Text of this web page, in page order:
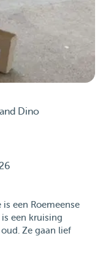
Dino
een Roemeense
een kruising
Ze gaan lief